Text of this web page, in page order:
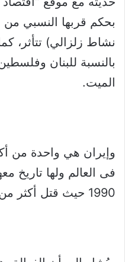
بحكم قربها النسبي من
نشاط زلزالي) تتأثر،
بالنسبة للبنان
الميت.
وإيران هي واحدة من
فى العالم ولها تاريخ
1990 حيث قتل أكثر من 40 ألف شخص.